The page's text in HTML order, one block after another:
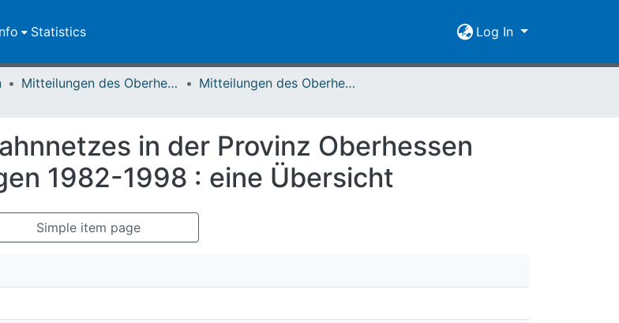
Statistics Log In
Mitteilungen des Oberhessischen Geschichtsvereins Gießen
Mitteilungen des Oberhessischen Geschichtsvereins Gießen Vol. 084 (1999)
in der Provinz Oberhessen
1982-1998 : eine Übersicht
Simple item page